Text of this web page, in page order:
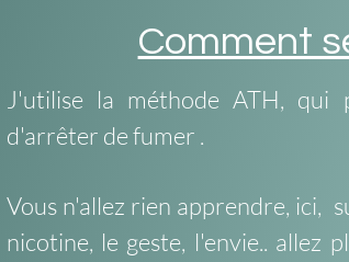
Comment
J'utilise la méthode ATH,
d'arrêter de fumer .
Vous n'allez rien apprendre, ici,
nicotine, le geste, l'envie.. allez